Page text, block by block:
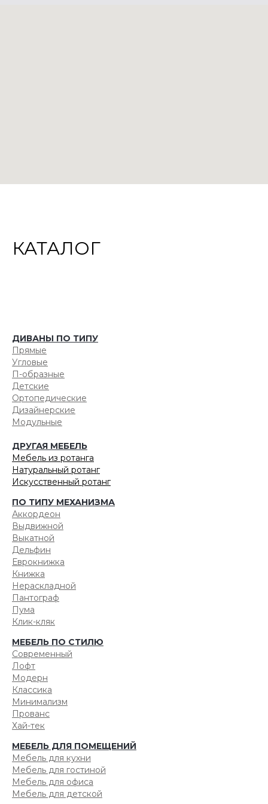
КАТАЛОГ
ДИВАНЫ ПО ТИПУ
Прямые
Угловые
П-образные
Детские
Ортопедические
Дизайнерские
Модульные
ДРУГАЯ МЕБЕЛЬ
Мебель из ротанга
Натуральный ротанг
Искусственный ротанг
ПО ТИПУ МЕХАНИЗМА
Аккордеон
Выдвижной
Выкатной
Дельфин
Еврокнижка
Книжка
Нераскладной
Пантограф
Пума
Клик-кляк
МЕБЕЛЬ ПО СТИЛЮ
Современный
Лофт
Модерн
Классика
Минимализм
Прованс
Хай-тек
МЕБЕЛЬ ДЛЯ ПОМЕЩЕНИЙ
Мебель для кухни
Мебель для гостиной
Мебель для офиса
Мебель для детской